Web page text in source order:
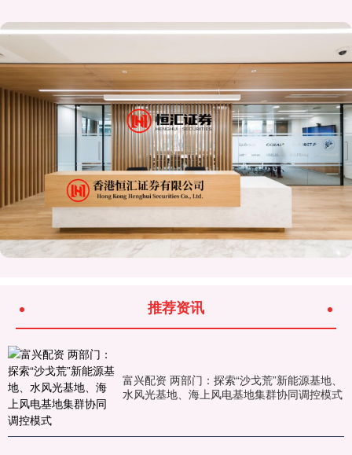
推荐资讯
富兴配资 两部门：探索“沙戈荒”新能源基地、
水风光基地、海上风电基地集群协同调控模式